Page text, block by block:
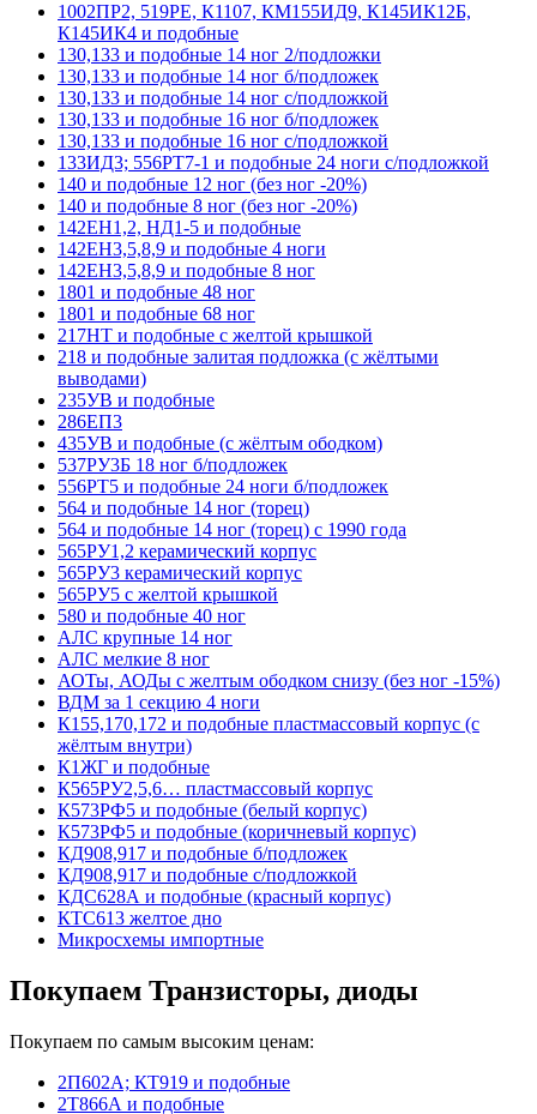
1002ПР2, 519РЕ, К1107, КМ155ИД9, К145ИК12Б,
К145ИК4 и подобные
130,133 и подобные 14 ног 2/подложки
130,133 и подобные 14 ног б/подложек
130,133 и подобные 14 ног с/подложкой
130,133 и подобные 16 ног б/подложек
130,133 и подобные 16 ног с/подложкой
133ИД3; 556РТ7-1 и подобные 24 ноги с/подложкой
140 и подобные 12 ног (без ног -20%)
140 и подобные 8 ног (без ног -20%)
142ЕН1,2, НД1-5 и подобные
142ЕН3,5,8,9 и подобные 4 ноги
142ЕН3,5,8,9 и подобные 8 ног
1801 и подобные 48 ног
1801 и подобные 68 ног
217НТ и подобные с желтой крышкой
218 и подобные залитая подложка (с жёлтыми
выводами)
235УВ и подобные
286ЕП3
435УВ и подобные (с жёлтым ободком)
537РУ3Б 18 ног б/подложек
556РТ5 и подобные 24 ноги б/подложек
564 и подобные 14 ног (торец)
564 и подобные 14 ног (торец) с 1990 года
565РУ1,2 керамический корпус
565РУ3 керамический корпус
565РУ5 с желтой крышкой
580 и подобные 40 ног
АЛС крупные 14 ног
АЛС мелкие 8 ног
АОТы, АОДы с желтым ободком снизу (без ног -15%)
ВДМ за 1 секцию 4 ноги
К155,170,172 и подобные пластмассовый корпус (с
жёлтым внутри)
К1ЖГ и подобные
К565РУ2,5,6… пластмассовый корпус
К573РФ5 и подобные (белый корпус)
К573РФ5 и подобные (коричневый корпус)
КД908,917 и подобные б/подложек
КД908,917 и подобные с/подложкой
КДС628А и подобные (красный корпус)
КТС613 желтое дно
Микросхемы импортные
Покупаем Транзисторы, диоды
Покупаем по самым высоким ценам:
2П602А; КТ919 и подобные
2Т866А и подобные